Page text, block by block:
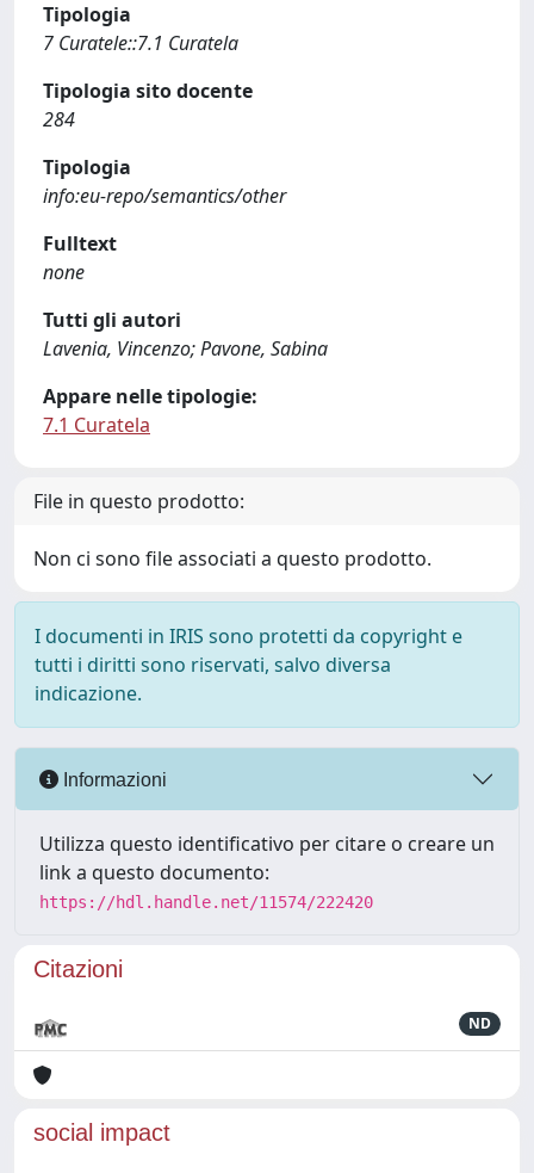
Tipologia
7 Curatele::7.1 Curatela
Tipologia sito docente
284
Tipologia
info:eu-repo/semantics/other
Fulltext
none
Tutti gli autori
Lavenia, Vincenzo; Pavone, Sabina
Appare nelle tipologie:
7.1 Curatela
File in questo prodotto:
Non ci sono file associati a questo prodotto.
I documenti in IRIS sono protetti da copyright e
tutti i diritti sono riservati, salvo diversa
indicazione.
Informazioni
Utilizza questo identificativo per citare o creare un
link a questo documento:
https://hdl.handle.net/11574/222420
Citazioni
ND
social impact